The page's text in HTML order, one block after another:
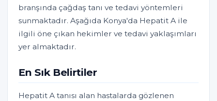
branşında çağdaş tanı ve tedavi yöntemleri
sunmaktadır. Aşağıda Konya'da Hepatit A ile
ilgili öne çıkan hekimler ve tedavi yaklaşımları
yer almaktadır.
En Sık Belirtiler
Hepatit A tanısı alan hastalarda gözlenen